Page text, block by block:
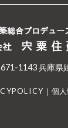
総合プロデュー
社 宍粟住
1143 兵庫
｜個